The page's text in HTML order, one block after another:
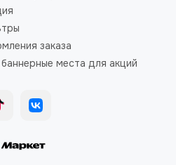
заказа
места для акций